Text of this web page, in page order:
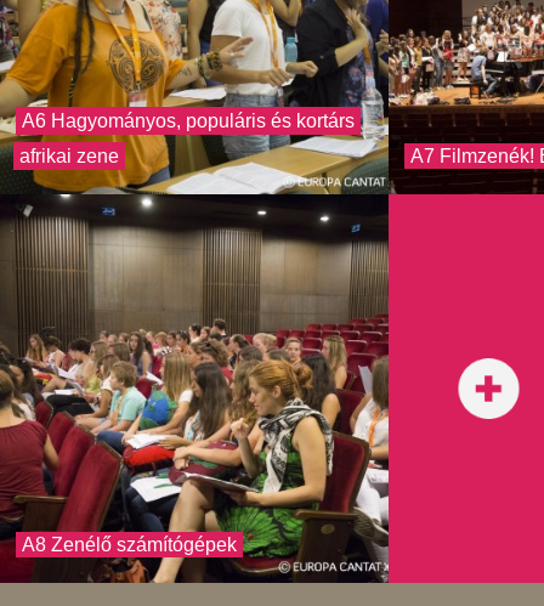
A6 Hagyományos, populáris és kortárs
afrikai zene
A7 Filmzenék!
A8 Zenélő számítógépek